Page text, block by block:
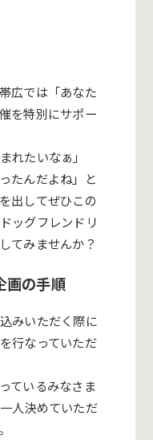
広では「あなた
を特別にサポー
れたいなぁ」
たんだよね」と
出してぜひこの
ッグフレンドリ
てみませんか？
画の手順
みいただく際に
行なっていただ
ているみなさま
人決めていただ